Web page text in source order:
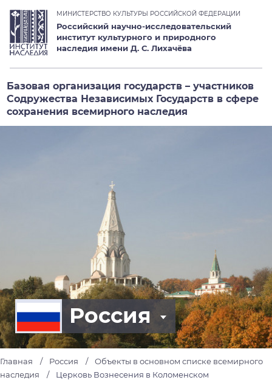
МИНИСТЕРСТВО КУЛЬТУРЫ РОССИЙСКОЙ ФЕДЕРАЦИИ
Российский научно-исследовательский
институт культурного и природного
наследия имени Д. С. Лихачёва
Базовая организация государств – участников
Содружества Независимых Государств в сфере
сохранения всемирного наследия
Россия
Главная Россия
Объекты в основном списке всемирного
наследия
Церковь Вознесения в Коломенском